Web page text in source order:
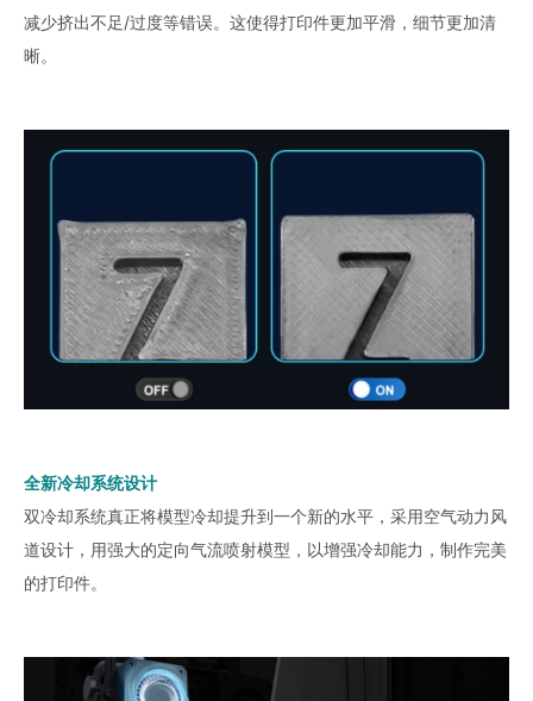
减少挤出不足/过度等错误。这使得打印件更加平滑，细节更加清
晰。
全新冷却系统设计
双冷却系统真正将模型冷却提升到一个新的水平，采用空气动力风
道设计，用强大的定向气流喷射模型，以增强冷却能力，制作完美
的打印件。